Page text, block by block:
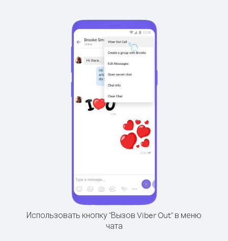
Использовать кнопку "Вызов Viber Out" в меню
чата